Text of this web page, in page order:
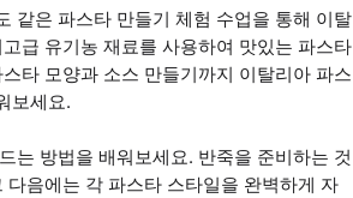
같은 파스타 만들기 체험 수업을 통해 이탈
급 유기농 재료를 사용하여 맛있는 파스타
타 모양과 소스 만들기까지 이탈리아 파스
보세요.
는 방법을 배워보세요. 반죽을 준비하는 것
음에는 각 파스타 스타일을 완벽하게 자